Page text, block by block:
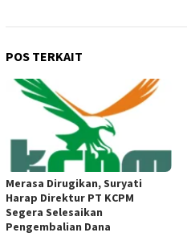
POS TERKAIT
Merasa Dirugikan, Suryati
Harap Direktur PT KCPM
Segera Selesaikan
Pengembalian Dana